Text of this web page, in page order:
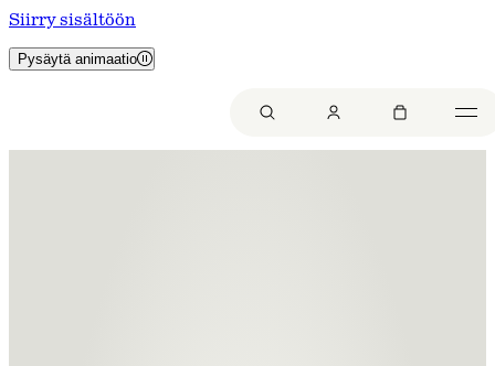
Siirry sisältöön
Pysäytä animaatio